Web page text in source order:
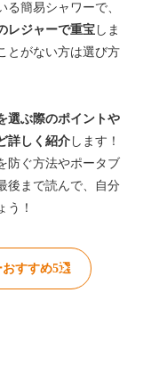
簡易シャワーで、
レジャーで重宝 しま
とがない方は選び方
選ぶ際のポイントや
詳しく紹介 します！
防ぐ方法やポータブ
後まで読んで、自分
う！
すすめ5選